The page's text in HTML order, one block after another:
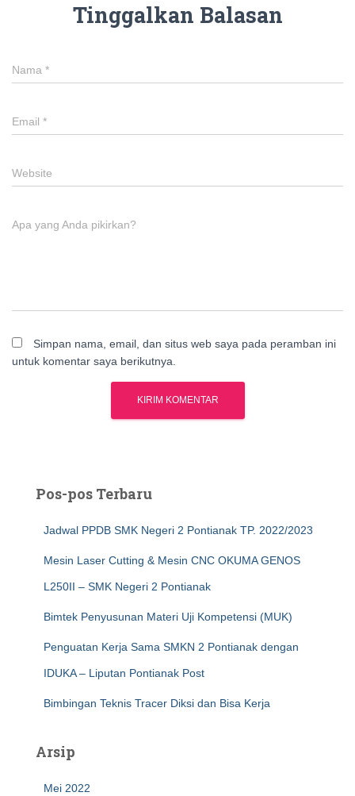
Tinggalkan Balasan
Nama *
Email *
Website
Apa yang Anda pikirkan?
Simpan nama, email, dan situs web saya pada peramban ini
untuk komentar saya berikutnya.
Pos-pos Terbaru
Jadwal PPDB SMK Negeri 2 Pontianak TP. 2022/2023
Mesin Laser Cutting & Mesin CNC OKUMA GENOS
L250II – SMK Negeri 2 Pontianak
Bimtek Penyusunan Materi Uji Kompetensi (MUK)
Penguatan Kerja Sama SMKN 2 Pontianak dengan
IDUKA – Liputan Pontianak Post
Bimbingan Teknis Tracer Diksi dan Bisa Kerja
Arsip
Mei 2022